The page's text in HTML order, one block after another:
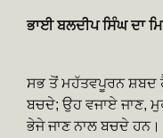
ਭਾਈ ਬਲਦੀਪ ਸਿੰਘ ਦਾ
ਸਭ ਤੋਂ ਮਹੱਤਵਪੂਰਨ ਸ਼ਬਦ
ਬਚਦੇ; ਉਹ ਵਜਾਏ ਜਾਣ,
ਭੇਜੇ ਜਾਣ ਨਾਲ ਬਚਦੇ ਹਨ।